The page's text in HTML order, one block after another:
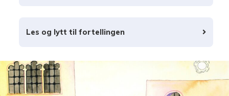
Les og lytt til fortellingen